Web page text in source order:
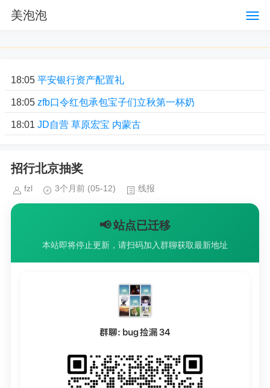
美泡泡
18:05 平安银行资产配置礼
18:05 zfb口令红包承包宝子们立秋第一杯奶
18:01 JD自营 草原宏宝 内蒙古
招行北京抽奖
fzl 3个月前 (05-12) 线报
📢 站点已迁移
本站即将停止更新，请扫码加入群聊获取最新地址